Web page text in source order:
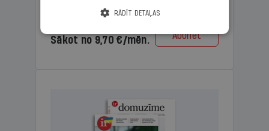
Sākot no 9,70 €/mēn. Abonēt
RĀDĪT DETAĻAS